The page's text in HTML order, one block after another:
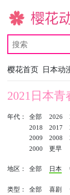
樱花动漫
樱花首页 日本动
2021日本青
年代： 全部 2026
2018
2017
2009
2008
2000
更早
地区： 全部 日本
类型： 全部 喜剧